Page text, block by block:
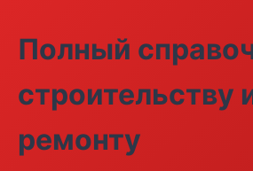
Полный
строительству
ремонту